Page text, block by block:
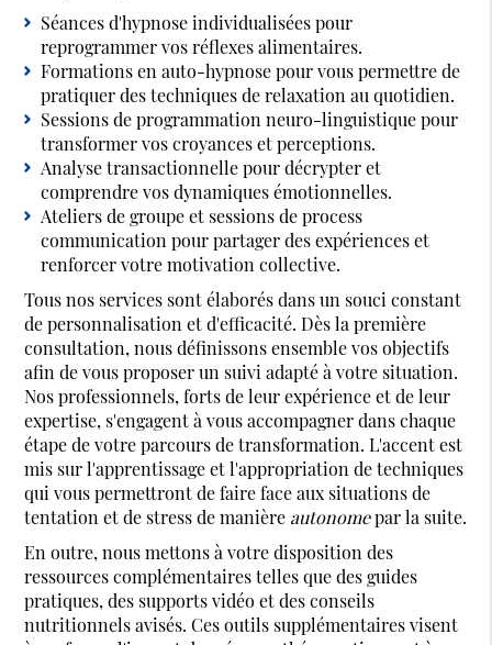
Séances d'hypnose individualisées pour
reprogrammer vos réflexes alimentaires.
Formations en auto-hypnose pour vous permettre de
pratiquer des techniques de relaxation au quotidien.
Sessions de programmation neuro-linguistique pour
transformer vos croyances et perceptions.
Analyse transactionnelle pour décrypter et
comprendre vos dynamiques émotionnelles.
Ateliers de groupe et sessions de process
communication pour partager des expériences et
renforcer votre motivation collective.
Tous nos services sont élaborés dans un souci constant
de personnalisation et d'efficacité. Dès la première
consultation, nous définissons ensemble vos objectifs
afin de vous proposer un suivi adapté à votre situation.
Nos professionnels, forts de leur expérience et de leur
expertise, s'engagent à vous accompagner dans chaque
étape de votre parcours de transformation. L'accent est
mis sur l'apprentissage et l'appropriation de techniques
qui vous permettront de faire face aux situations de
tentation et de stress de manière autonomepar la suite.
En outre, nous mettons à votre disposition des
ressources complémentaires telles que des guides
pratiques, des supports vidéo et des conseils
nutritionnels avisés. Ces outils supplémentaires visent